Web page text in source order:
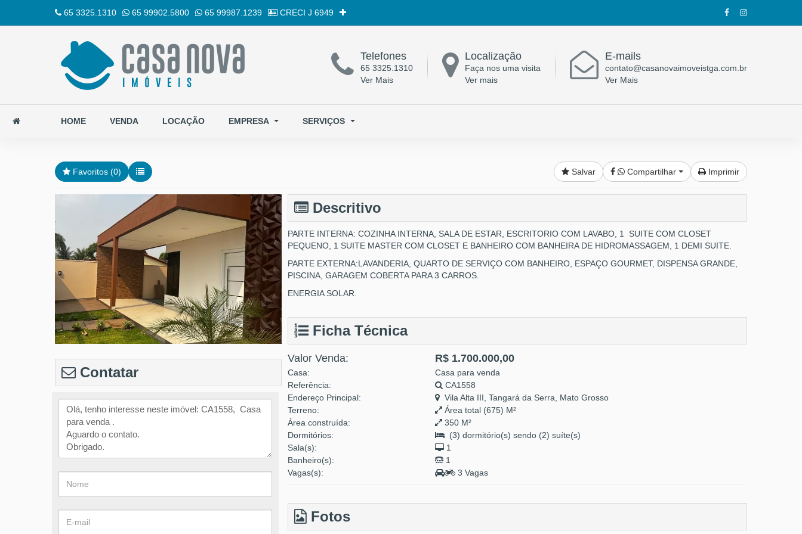
65 3325.1310 65 99902.5800 65 99987.1239 CRECI J 6949
Telefones
65 3325.1310
Ver Mais
Localização
Faça nos uma visita
Ver mais
E-mails
contato@casanovaimoveistga.com.br
Ver Mais
HOME VENDA LOCAÇÃO EMPRESA SERVIÇOS
Favoritos (0) Salvar Compartilhar Imprimir
Contatar
Descritivo
PARTE INTERNA: COZINHA INTERNA, SALA DE ESTAR, ESCRITORIO COM LAVABO, 1 SUITE COM CLOSET
PEQUENO, 1 SUITE MASTER COM CLOSET E BANHEIRO COM BANHEIRA DE HIDROMASSAGEM, 1 DEMI SUITE.
PARTE EXTERNA:LAVANDERIA, QUARTO DE SERVIÇO COM BANHEIRO, ESPAÇO GOURMET, DISPENSA GRANDE,
PISCINA, GARAGEM COBERTA PARA 3 CARROS.
ENERGIA SOLAR.
Ficha Técnica
Valor Venda: R$ 1.700.000,00
Casa:
Casa para venda
Referência:
CA1558
Endereço Principal:
Vila Alta III, Tangará da Serra, Mato Grosso
Terreno:
Área total (675) M²
Área construída:
350 M²
Dormitórios:
(3) dormitório(s) sendo (2) suíte(s)
Sala(s):
1
Banheiro(s):
1
Vagas(s):
3 Vagas
Fotos